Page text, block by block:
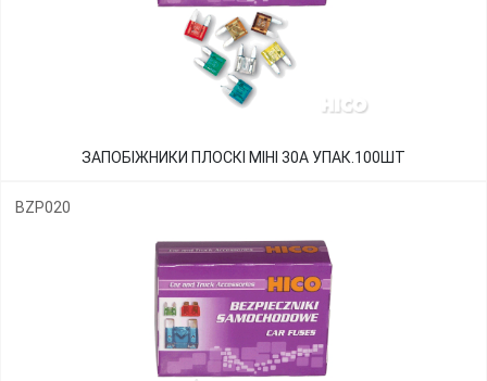
ЗАПОБІЖНИКИ ПЛОСКІ МІНІ 30А УПАК.100ШТ
BZP020